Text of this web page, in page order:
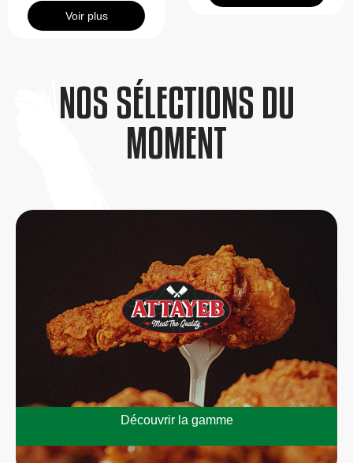
Voir plus
NOS SÉLECTIONS DU
MOMENT
Découvrir la gamme